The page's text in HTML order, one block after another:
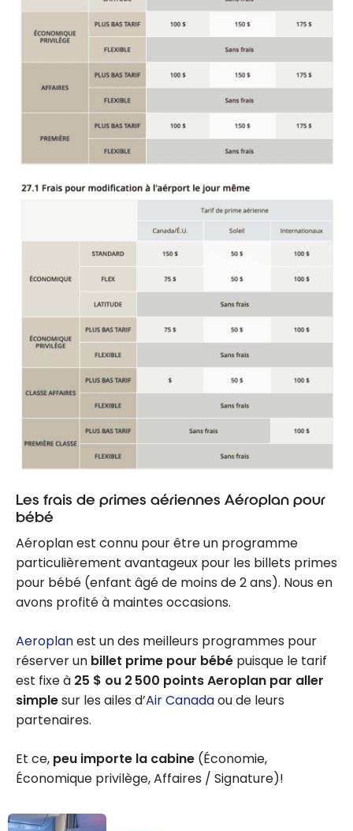
Les frais de primes aériennes Aéroplan pour
bébé
Aéroplan est connu pour être un programme
particulièrement avantageux pour les billets primes
pour bébé (enfant âgé de moins de 2 ans). Nous en
avons profité à maintes occasions.
Aeroplanest un des meilleurs programmes pour
réserver un billet prime pour bébé puisque le tarif
est fixe à 25 $ ou 2 500 points Aeroplan par aller
simplesur les ailes d’Air Canadaou de leurs
partenaires.
Et ce, peu importe la cabine (Économie,
Économique privilège, Affaires / Signature)!